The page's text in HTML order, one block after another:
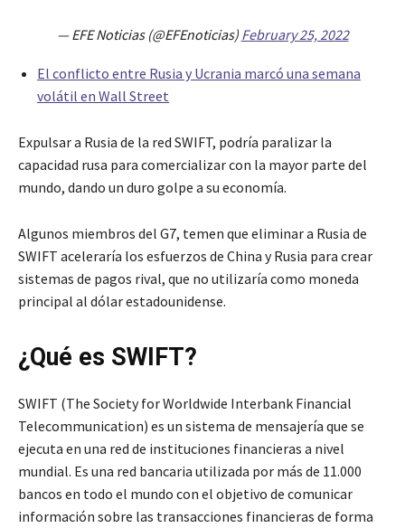
— EFE Noticias (@EFEnoticias) February 25, 2022
El conflicto entre Rusia y Ucrania marcó una semana
volátil en Wall Street
Expulsar a Rusia de la red SWIFT, podría paralizar la
capacidad rusa para comercializar con la mayor parte del
mundo, dando un duro golpe a su economía.
Algunos miembros del G7, temen que eliminar a Rusia de
SWIFT aceleraría los esfuerzos de China y Rusia para crear
sistemas de pagos rival, que no utilizaría como moneda
principal al dólar estadounidense.
¿Qué es SWIFT?
SWIFT (The Society for Worldwide Interbank Financial
Telecommunication) es un sistema de mensajería que se
ejecuta en una red de instituciones financieras a nivel
mundial. Es una red bancaria utilizada por más de 11.000
bancos en todo el mundo con el objetivo de comunicar
información sobre las transacciones financieras de forma